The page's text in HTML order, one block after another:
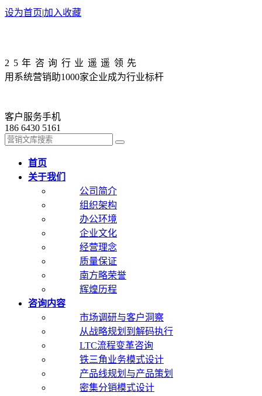
设为首页|加入收藏
25年咨询行业遥遥领先
用系统营销助1000家企业成为行业标杆
客户服务手机
186 6430 5161
首页
关于我们
公司简介
组织架构
办公环境
企业文化
经营理念
质量保证
南方略荣誉
辉煌历程
咨询内容
市场调研与客户洞察
从战略规划到解码执行
LTC流程变革咨询
铁三角业务模式设计
产品线规划与产品策划
密集分销模式设计